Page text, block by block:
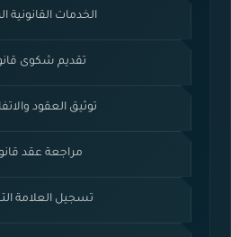
الخدمات القانونية
تقديم شكوى
توثيق العقود
مراجعة عقد
تسجيل العلامة